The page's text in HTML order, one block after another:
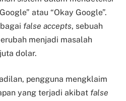
atau “Okay Google”.
false accepts, sebuah
menjadi masalah
dolar.
pengguna mengklaim
yang terjadi akibat false